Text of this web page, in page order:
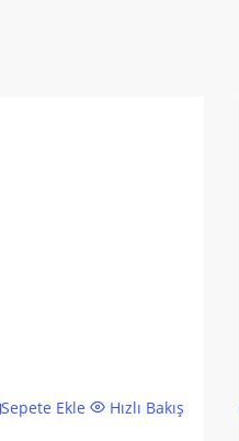
Sepete Ekle Hızlı Bakış